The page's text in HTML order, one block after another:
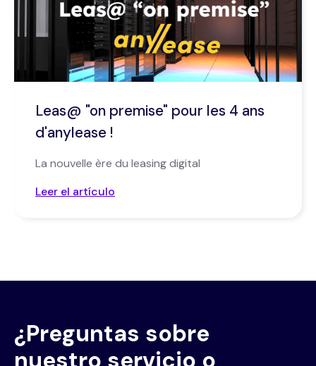
Leas@ "on premise" pour les 4 ans
d'anylease !
La nouvelle ère du leasing digital
Leer el artículo
¿Preguntas sobre